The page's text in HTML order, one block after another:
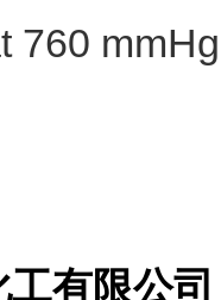
760 mmHg
有限公司